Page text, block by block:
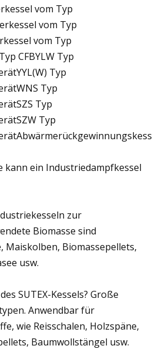
vom Typ
vom Typ
vom Typ
CFBYLW Typ
Typ
Typ
Typ
Typ
kann ein Industriedampfkessel
zur
Biomasse sind
Maiskolben, Biomassepellets,
usw.
SUTEX-Kessels? Große
Anwendbar für
wie Reisschalen, Holzspäne,
Baumwollstängel usw.